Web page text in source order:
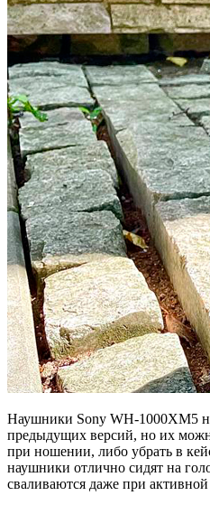
Наушники Sony WH-1000XM5
предыдущих версий, но их
при ношении, либо убрать в
наушники отлично сидят на
сваливаются даже при активной